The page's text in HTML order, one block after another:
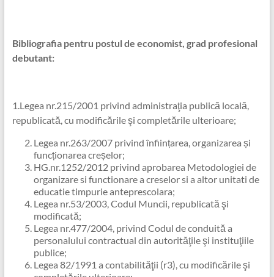
Bibliografia pentru postul de economist, grad profesional
debutant:
1.Legea nr.215/2001 privind administraţia publică locală,
republicată, cu modificările şi completările ulterioare;
Legea nr.263/2007 privind înființarea, organizarea și
funcționarea creșelor;
HG.nr.1252/2012 privind aprobarea Metodologiei de
organizare si functionare a creselor si a altor unitati de
educatie timpurie anteprescolara;
Legea nr.53/2003, Codul Muncii, republicată şi
modificată;
Legea nr.477/2004, privind Codul de conduită a
personalului contractual din autorităţile şi instituţiile
publice;
Legea 82/1991 a contabilităţii (r3), cu modificările şi